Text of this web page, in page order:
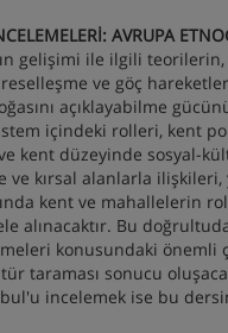
AVRUPA
gelişimi ile ilgili
ve göç
açıklayabilme
içindeki rolleri, kent
kent düzeyinde sosyal-
ve kırsal alanlarla
kent ve mahallelerin
alınacaktır. Bu
konusundaki önemli
taraması sonucu
incelemek ise bu